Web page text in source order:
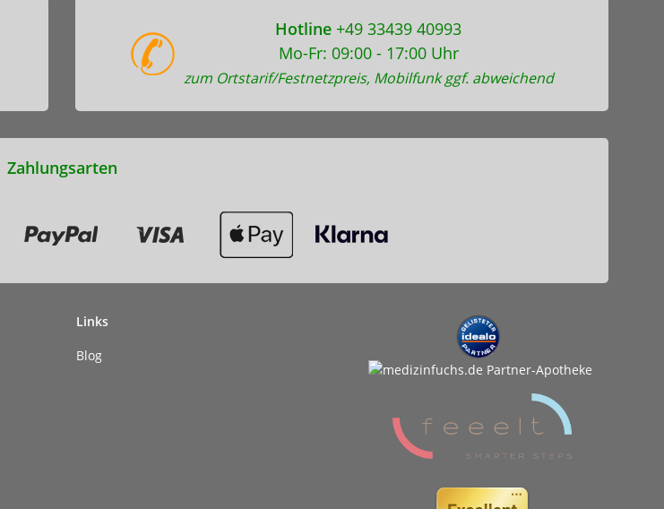
Hotline +49 33439 40993
Mo-Fr: 09:00 - 17:00 Uhr
zum Ortstarif/Festnetzpreis, Mobilfunk ggf. abweichend
Zahlungsarten
Links
Blog